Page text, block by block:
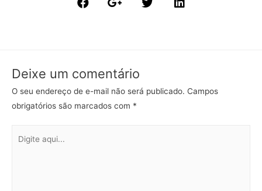
Deixe um comentário
O seu endereço de e-mail não será publicado. Campos
obrigatórios são marcados com *